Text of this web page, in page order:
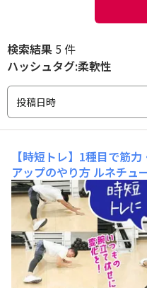
検索結果 5 件
ハッシュタグ:柔軟性
投稿日時
【時短トレ】1種目で筋
アップのやり方 ルネチュ
ンス公式YouTube「ルネ
した(^^)/ 今回は 【時
軟性UP！レスラープッ
です(^^) &nbs